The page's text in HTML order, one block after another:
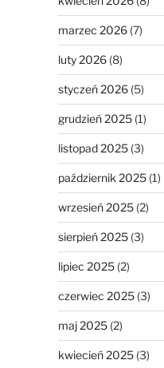
marzec 2026(7)
luty 2026(8)
styczeń 2026(5)
grudzień 2025(1)
listopad 2025(3)
październik 2025(1)
wrzesień 2025(2)
sierpień 2025(3)
lipiec 2025(2)
czerwiec 2025(3)
maj 2025(2)
kwiecień 2025(3)